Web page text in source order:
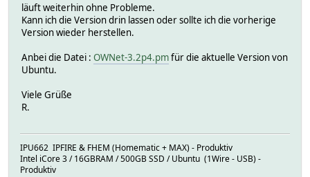
läuft weiterhin ohne Probleme.
Kann ich die Version drin lassen oder sollte ich die vorherige
Version wieder herstellen.
Anbei die Datei : OWNet-3.2p4.pmfür die aktuelle Version von
Ubuntu.
Viele Grüße
R.
IPU662 IPFIRE & FHEM (Homematic + MAX) - Produktiv
Intel iCore 3 / 16GBRAM / 500GB SSD / Ubuntu (1Wire - USB) -
Produktiv